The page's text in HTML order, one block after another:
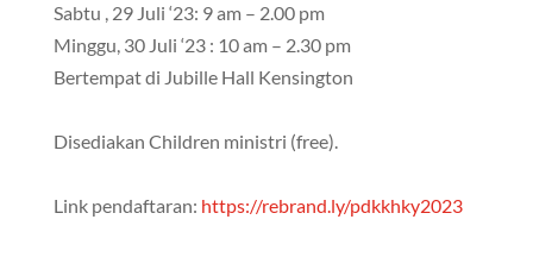
Sabtu , 29 Juli ‘23: 9 am – 2.00 pm
Minggu, 30 Juli ‘23 : 10 am – 2.30 pm
Bertempat di Jubille Hall Kensington
Disediakan Children ministri (free).
Link pendaftaran: https://rebrand.ly/pdkkhky2023